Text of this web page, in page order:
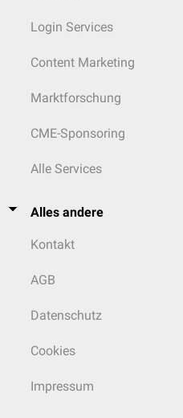
Login Services
Content Marketing
Marktforschung
CME-Sponsoring
Alle Services
Alles andere
Kontakt
AGB
Datenschutz
Cookies
Impressum